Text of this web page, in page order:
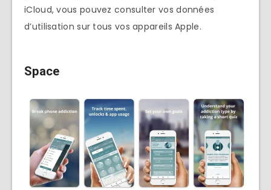
iCloud, vous pouvez consulter vos données
d’utilisation sur tous vos appareils Apple.
Space